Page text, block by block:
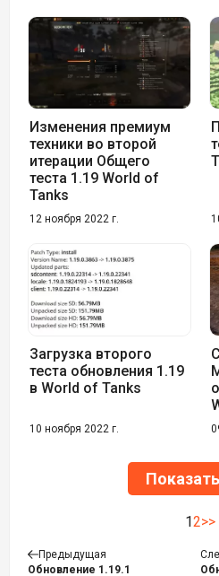
Изменения премиум
техники во второй
итерации Общего
теста 1.19 World of
Tanks
12 ноября 2022 г.
Загрузка второго
теста обновления 1.19
в World of Tanks
10 ноября 2022 г.
12>>
Предыдущая
Обновление 1.19.1